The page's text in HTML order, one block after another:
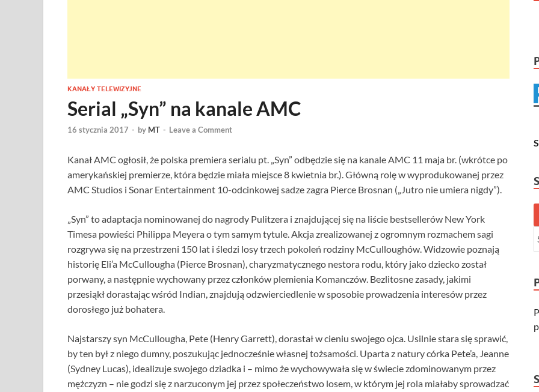
KANAŁY TELEWIZYJNE
Serial „Syn” na kanale AMC
16 stycznia 2017 - by MT - Leave a Comment
Kanał AMC ogłosił, że polska premiera serialu pt. „Syn” odbędzie się na kanale AMC 11 maja br. (wkrótce po
amerykańskiej premierze, która będzie miała miejsce 8 kwietnia br.). Główną rolę w wyprodukowanej przez
AMC Studios i Sonar Entertainment 10-odcinkowej sadze zagra Pierce Brosnan („Jutro nie umiera nigdy”).
„Syn” to adaptacja nominowanej do nagrody Pulitzera i znajdującej się na liście bestsellerów New York
Timesa powieści Philippa Meyera o tym samym tytule. Akcja zrealizowanej z ogromnym rozmachem sagi
rozgrywa się na przestrzeni 150 lat i śledzi losy trzech pokoleń rodziny McCulloughów. Widzowie poznają
historię Eli’a McCullougha (Pierce Brosnan), charyzmatycznego nestora rodu, który jako dziecko został
porwany, a następnie wychowany przez członków plemienia Komanczów. Bezlitosne zasady, jakimi
przesiąkł dorastając wśród Indian, znajdują odzwierciedlenie w sposobie prowadzenia interesów przez
dorosłego już bohatera.
Najstarszy syn McCullougha, Pete (Henry Garrett), dorastał w cieniu swojego ojca. Usilnie stara się sprawić,
by ten był z niego dumny, poszukując jednocześnie własnej tożsamości. Uparta z natury córka Pete’a, Jeanne
(Sydney Lucas), idealizuje swojego dziadka i – mimo że wychowywała się w świecie zdominowanym przez
mężczyzn – nie godzi się z narzuconym jej przez społeczeństwo losem, w którym jej rola miałaby sprowadzać